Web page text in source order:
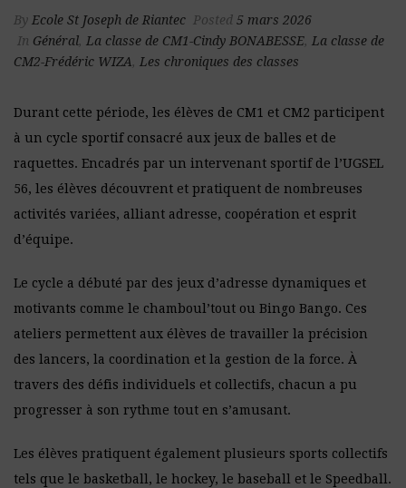
By Ecole St Joseph de Riantec Posted 5 mars 2026
In Général, La classe de CM1-Cindy BONABESSE, La classe de
CM2-Frédéric WIZA, Les chroniques des classes
Durant cette période, les élèves de CM1 et CM2 participent
à un cycle sportif consacré aux jeux de balles et de
raquettes. Encadrés par un intervenant sportif de l’UGSEL
56, les élèves découvrent et pratiquent de nombreuses
activités variées, alliant adresse, coopération et esprit
d’équipe.
Le cycle a débuté par des jeux d’adresse dynamiques et
motivants comme le chamboul’tout ou Bingo Bango. Ces
ateliers permettent aux élèves de travailler la précision
des lancers, la coordination et la gestion de la force. À
travers des défis individuels et collectifs, chacun a pu
progresser à son rythme tout en s’amusant.
Les élèves pratiquent également plusieurs sports collectifs
tels que le basketball, le hockey, le baseball et le Speedball.